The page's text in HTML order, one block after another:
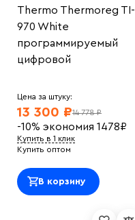
Thermo Thermoreg TI-
970 White
программируемый
цифровой
Цена за штуку:
14 778 ₽
13 300 ₽
-10% экономия 1478₽
Купить в 1 клик
Купить оптом
В корзину